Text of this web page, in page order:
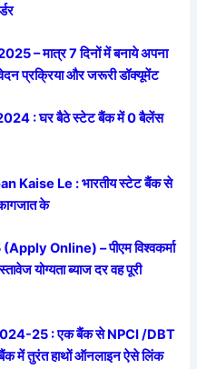
– मात्र 7 दिनों में बनाये अपना
प्रक्रिया और जरूरी डॉक्यूमेंट
: घर बैठे स्टेट बैंक में 0 बैलेंस
Kaise Le : भारतीय स्टेट बैंक से
के
Online) – पीएम विश्वकर्मा
योग्यता ब्याज दर वह पूरी
25 : एक बैंक से NPCI /DBT
में तुरंत हाथों ऑनलाइन ऐसे लिंक